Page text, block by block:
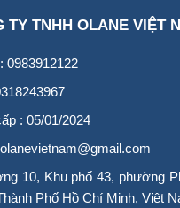
TY TNHH OLANE VIỆT
0983912122
: 05/01/2024
10, Khu phố 43, phường
Phố Hồ Chí Minh, Việt